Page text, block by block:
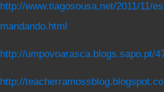
http://www.tiagosousa.net/2011/11/
mandando.html
http://umpovoarasca.blogs.sapo.pt/
http://